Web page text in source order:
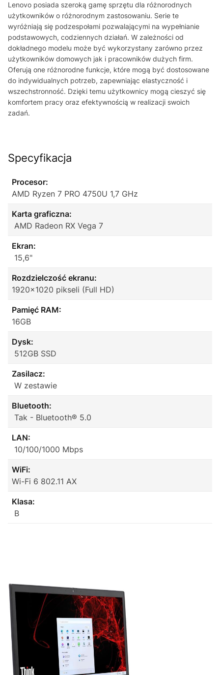
Lenovo posiada szeroką gamę sprzętu dla różnorodnych
użytkowników o różnorodnym zastosowaniu. Serie te
wyróżniają się podzespołami pozwalającymi na wypełnianie
podstawowych, codziennych działań. W zależności od
dokładnego modelu może być wykorzystany zarówno przez
użytkowników domowych jak i pracowników dużych firm.
Oferują one różnorodne funkcje, które mogą być dostosowane
do indywidualnych potrzeb, zapewniając elastyczność i
wszechstronność. Dzięki temu użytkownicy mogą cieszyć się
komfortem pracy oraz efektywnością w realizacji swoich
zadań.
Specyfikacja
Procesor:
AMD Ryzen 7 PRO 4750U 1,7 GHz
Karta graficzna:
AMD Radeon RX Vega 7
Ekran:
15,6"
Rozdzielczość ekranu:
1920x1020 pikseli (Full HD)
Pamięć RAM:
16GB
Dysk:
512GB SSD
Zasilacz:
W zestawie
Bluetooth:
Tak - Bluetooth® 5.0
LAN:
10/100/1000 Mbps
WiFi:
Wi-Fi 6 802.11 AX
Klasa:
B